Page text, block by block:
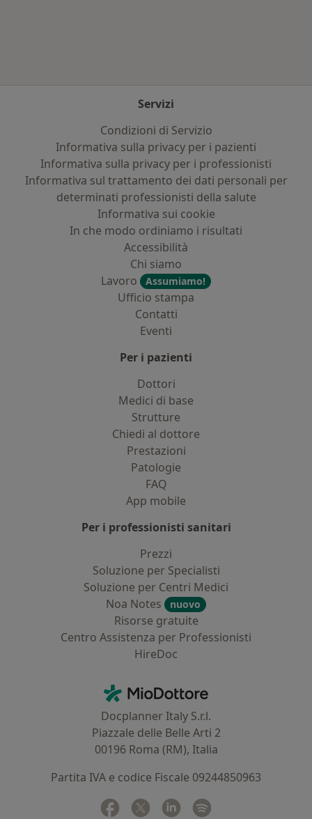
Servizi
Condizioni di Servizio
Informativa sulla privacy per i pazienti
Informativa sulla privacy per i professionisti
Informativa sul trattamento dei dati personali per
determinati professionisti della salute
Informativa sui cookie
In che modo ordiniamo i risultati
Accessibilità
Chi siamo
Lavoro
Assumiamo!
Ufficio stampa
Contatti
Eventi
Per i pazienti
Dottori
Medici di base
Strutture
Chiedi al dottore
Prestazioni
Patologie
FAQ
App mobile
Per i professionisti sanitari
Prezzi
Soluzione per Specialisti
Soluzione per Centri Medici
Noa Notes
nuovo
Risorse gratuite
Centro Assistenza per Professionisti
HireDoc
MioDottore - Homepage
Docplanner Italy S.r.l.
Piazzale delle Belle Arti 2
00196 Roma (RM), Italia
Partita IVA e codice Fiscale 09244850963
Facebook
si apre in una nuova scheda
Twitter
si apre in una nuova scheda
Linkedin
si apre in una nuova